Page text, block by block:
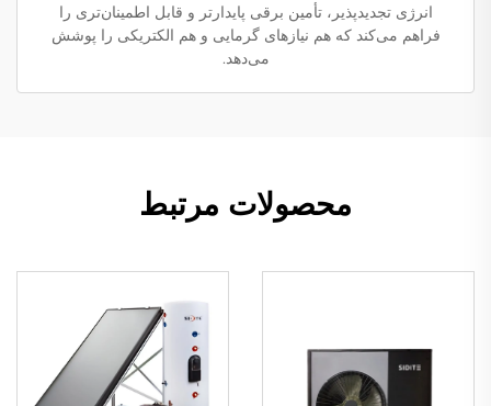
انرژی تجدیدپذیر، تأمین برقی پایدارتر و قابل اطمینان‌تری را
فراهم می‌کند که هم نیازهای گرمایی و هم الکتریکی را پوشش
می‌دهد.
محصولات مرتبط